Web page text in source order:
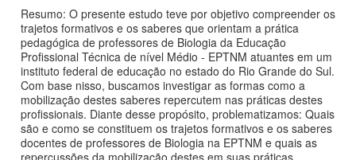
Resumo: O presente estudo teve por objetivo compreender os
trajetos formativos e os saberes que orientam a prática
pedagógica de professores de Biologia da Educação
Profissional Técnica de nível Médio - EPTNM atuantes em um
instituto federal de educação no estado do Rio Grande do Sul.
Com base nisso, buscamos investigar as formas como a
mobilização destes saberes repercutem nas práticas destes
profissionais. Diante desse propósito, problematizamos: Quais
são e como se constituem os trajetos formativos e os saberes
docentes de professores de Biologia na EPTNM e quais as
repercussões da mobilização destes em suas práticas